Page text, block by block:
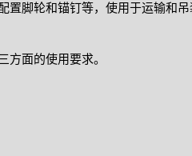
置脚轮和锚钉等，使用于运输和
面的使用要求。